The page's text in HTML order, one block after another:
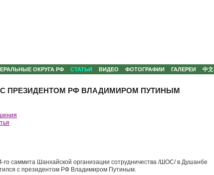
ОКРУГА РФ СТАТЬИ ВИДЕО ФОТОГРАФИИ ГАЛЕРЕИ 中文
ПРЕЗИДЕНТОМ РФ ВЛАДИМИРОМ ПУТИНЫМ
го саммита Шанхайской организации сотрудничества /ШОС/ в Душанбе
с президентом РФ Владимиром Путиным.